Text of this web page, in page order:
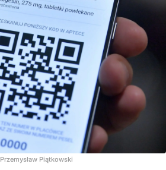
Przemysław Piątkowski